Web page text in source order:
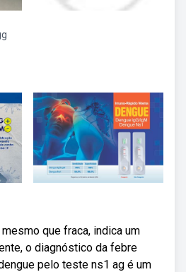
que fraca, indica um
o diagnóstico da febre
pelo teste ns1 ag é um